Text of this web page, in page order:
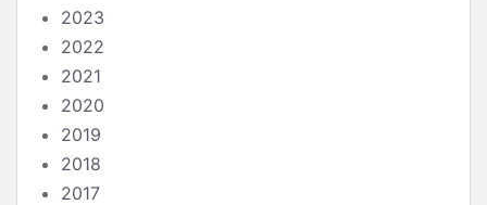
2023
2022
2021
2020
2019
2018
2017